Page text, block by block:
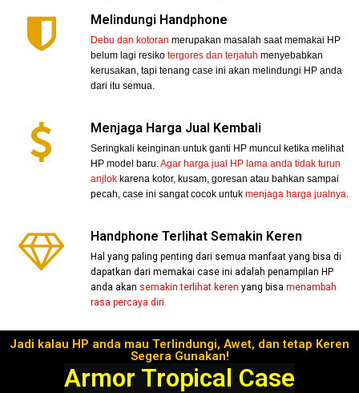
Melindungi Handphone
Debu dan kotoran merupakan masalah saat memakai HP
belum lagi resiko tergores dan terjatuh menyebabkan
kerusakan, tapi tenang case ini akan melindungi HP anda
dari itu semua.
Menjaga Harga Jual Kembali
Seringkali keinginan untuk ganti HP muncul ketika melihat
HP model baru.Agar harga jual HP lama anda tidak turun
anjlok karena kotor, kusam, goresan atau bahkan sampai
pecah, case ini sangat cocok untukmenjaga harga jualnya.
Handphone Terlihat Semakin Keren
Hal yang paling penting dari semua manfaat yang bisa di
dapatkan dari memakai case ini adalah penampilan HP
anda akan semakin terlihat keren yang bisamenambah
rasa percaya diri.
Jadi kalau HP anda mau Terlindungi, Awet, dan tetap Keren
Segera Gunakan!
Armor Tropical Case